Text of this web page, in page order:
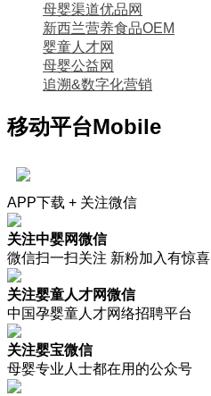
母婴渠道优品网
新西兰营养食品OEM
婴童人才网
母婴公益网
追溯&数字化营销
移动平台Mobile
APP下载 + 关注微信
关注中婴网微信
微信扫一扫关注 新粉加入有惊喜
关注婴童人才网微信
中国孕婴童人才网络招聘平台
关注婴宝微信
母婴专业人士都在用的公众号